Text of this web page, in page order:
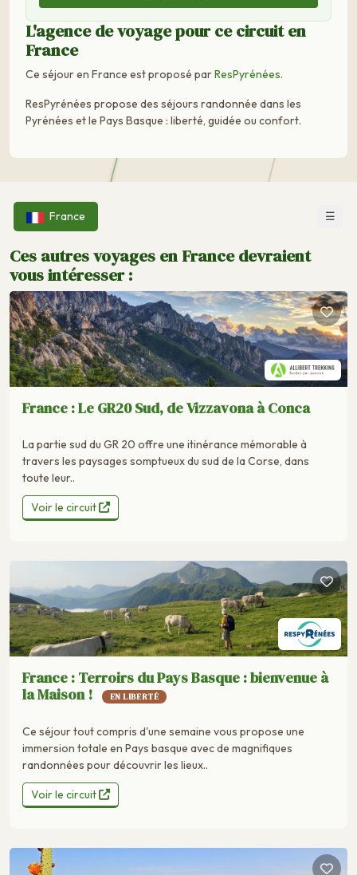
L'agence de voyage pour ce circuit en
France
Ce séjour en France est proposé parResPyrénées.
ResPyrénées propose des séjours randonnée dans les
Pyrénées et le Pays Basque : liberté, guidée ou confort.
France ☰
Ces autres voyages en France devraient
vous intéresser :
France : Le GR20 Sud, de Vizzavona à Conca
La partie sud du GR 20 offre une itinérance mémorable à
travers les paysages somptueux du sud de la Corse, dans
toute leur..
Voir le circuit
France : Terroirs du Pays Basque : bienvenue à
la Maison !
EN LIBERTÉ
Ce séjour tout compris d'une semaine vous propose une
immersion totale en Pays basque avec de magnifiques
randonnées pour découvrir les lieux..
Voir le circuit